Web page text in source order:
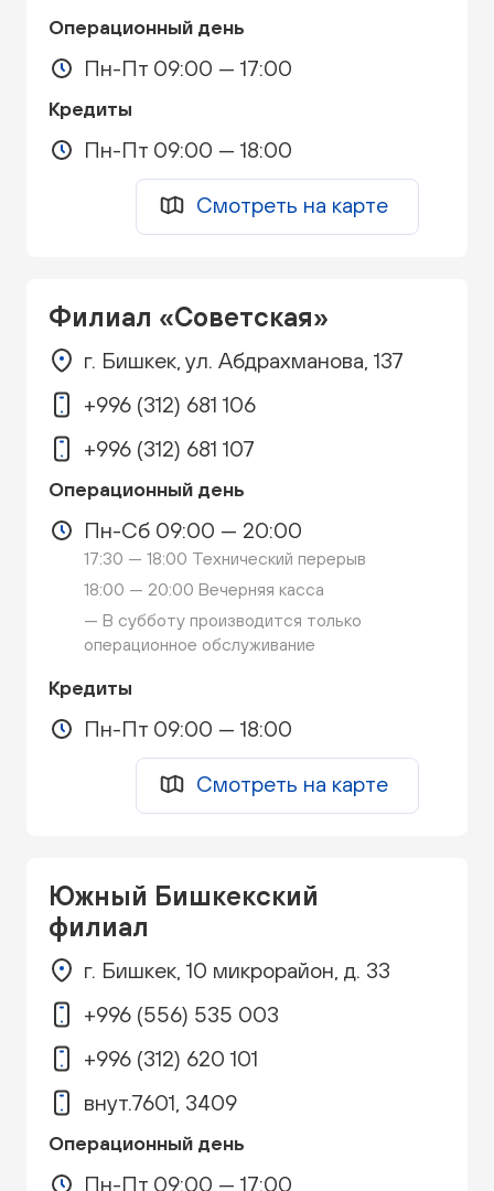
Операционный день
Пн-Пт 09:00 — 17:00
Кредиты
Пн-Пт 09:00 — 18:00
Смотреть на карте
Филиал «Советская»
г. Бишкек, ул. Абдрахманова, 137
+996 (312) 681 106
+996 (312) 681 107
Операционный день
Пн-Сб 09:00 — 20:00
17:30 — 18:00 Технический перерыв
18:00 — 20:00 Вечерняя касса
— В субботу производится только
операционное обслуживание
Кредиты
Пн-Пт 09:00 — 18:00
Смотреть на карте
Южный Бишкекский
филиал
г. Бишкек, 10 микрорайон, д. 33
+996 (556) 535 003
+996 (312) 620 101
внут.7601, 3409
Операционный день
Пн-Пт 09:00 — 17:00